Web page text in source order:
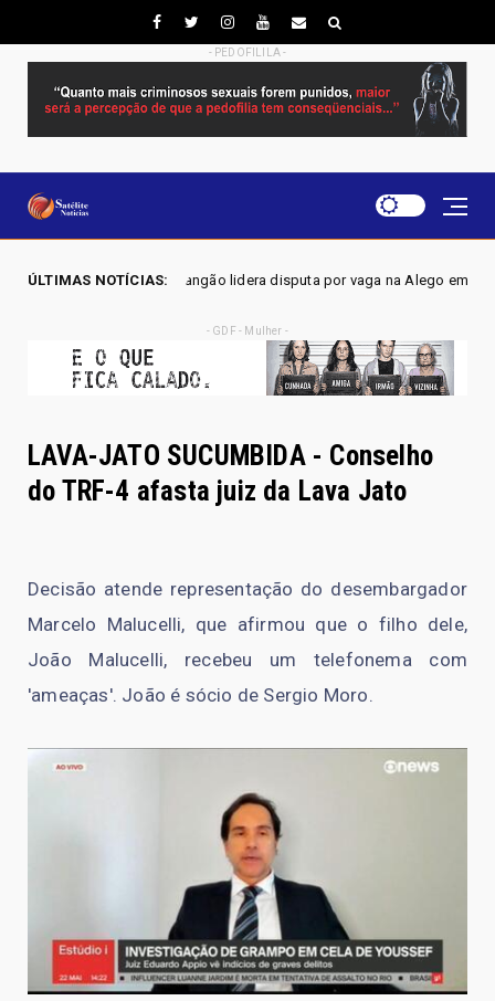
- PEDOFILILA -
ÚLTIMAS NOTÍCIAS:
lidera disputa por vaga na Alego em Novo Gama, aponta pesquisa
- GDF - Mulher -
LAVA-JATO SUCUMBIDA - Conselho
do TRF-4 afasta juiz da Lava Jato
Decisão atende representação do desembargador
Marcelo Malucelli, que afirmou que o filho dele,
João Malucelli, recebeu um telefonema com
'ameaças'. João é sócio de Sergio Moro.